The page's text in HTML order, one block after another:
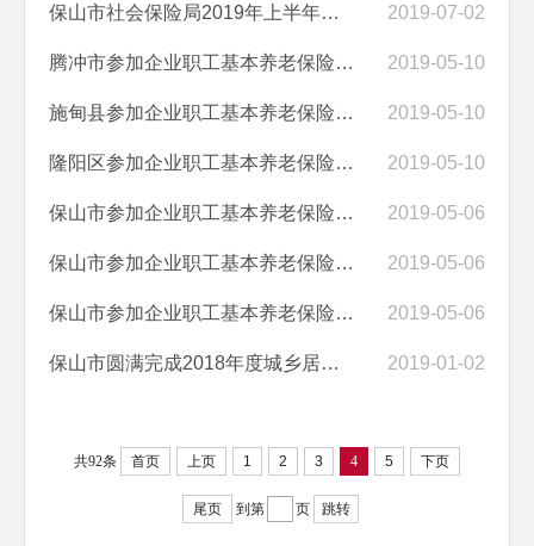
保山市社会保险局2019年上半年养老、工伤参保及待遇支付情况 2019-07-02
腾冲市参加企业职工基本养老保险人员申请提前退休公示表 2019-05-10
施甸县参加企业职工基本养老保险人员申请提前退休公示表 2019-05-10
隆阳区参加企业职工基本养老保险人员申请提前退休公示表 2019-05-10
保山市参加企业职工基本养老保险人员申请提前退休公示表（昌宁县） 2019-05-06
保山市参加企业职工基本养老保险人员申请提前退休公示表（龙陵县） 2019-05-06
保山市参加企业职工基本养老保险人员申请提前退休公示表（市直单位、个... 2019-05-06
保山市圆满完成2018年度城乡居民基础养老金第二次提标工作 2019-01-02
共92条 首页 上页 1 2 3 4 5 下页
尾页 到第 页 跳转